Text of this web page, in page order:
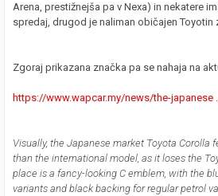
Arena, prestižnejša pa v Nexa) in nekatere
spredaj, drugod je naliman običajen Toyotin
Zgoraj prikazana značka pa se nahaja na
https://www.wapcar.my/news/the-japanese
Visually, the Japanese market Toyota Corolla
than the international model, as it loses the
place is a fancy-looking C emblem, with the
variants and black backing for regular petrol